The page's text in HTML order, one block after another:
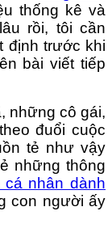
thống kê và
rồi, tôi cần
định trước khi
bài viết tiếp
những cô gái,
đuổi cuộc
tẻ như vậy
những thông
nhân dành
con người ấy